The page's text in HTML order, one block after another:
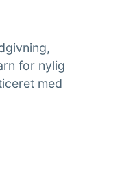
for nylig
med